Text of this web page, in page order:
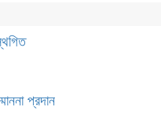
প্রদান